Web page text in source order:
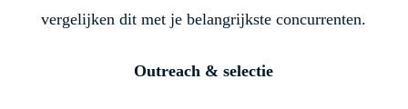
vergelijken dit met je belangrijkste concurrenten.
Outreach & selectie